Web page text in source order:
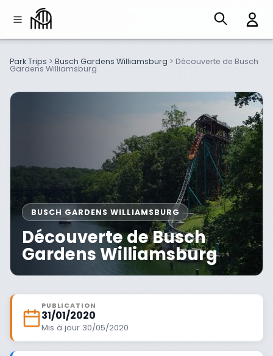
Park Trips > Busch Gardens Williamsburg > Découverte de Busch
Gardens Williamsburg
BUSCH GARDENS WILLIAMSBURG
Découverte de Busch
Gardens Williamsburg
PUBLICATION
31/01/2020
Mis à jour 30/05/2020